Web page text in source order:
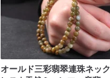
オールド三彩翡翠連珠ネック